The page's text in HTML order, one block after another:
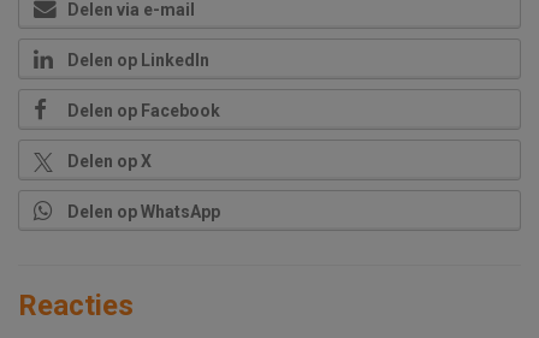
Delen via e-mail
Delen op LinkedIn
Delen op Facebook
Delen op X
Delen op WhatsApp
Reacties